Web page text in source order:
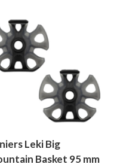
Leki Big
Basket 95 mm